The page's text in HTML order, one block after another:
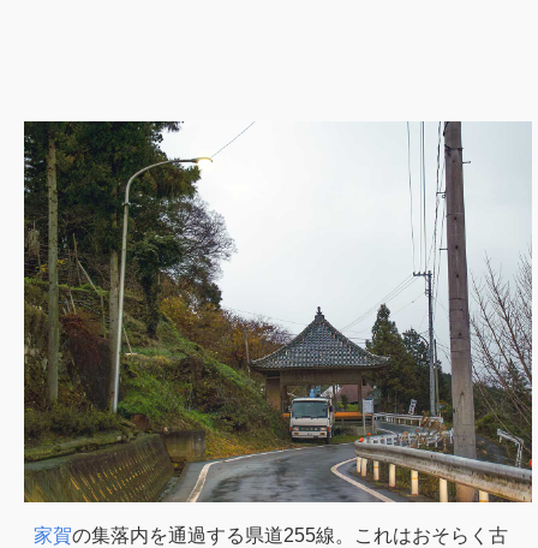
家賀の集落内を通過する県道255線。これはおそらく古